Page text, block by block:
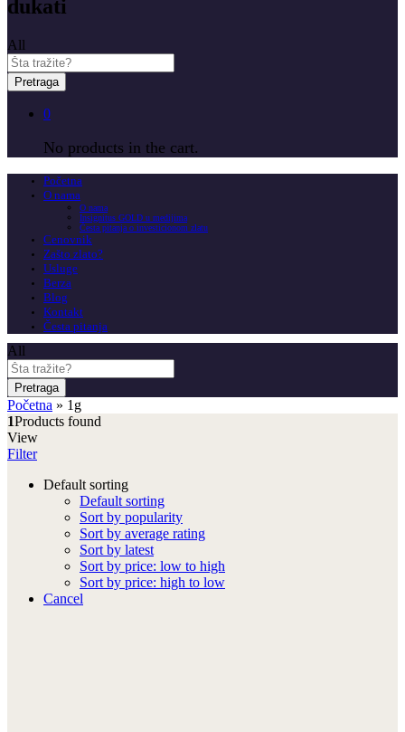
dukati
All
Pretraga
0
No products in the cart.
Početna
O nama
O nama
Insignitus GOLD u medijima
Česta pitanja o investicionom zlatu
Cenovnik
Zašto zlato?
Usluge
Berza
Blog
Kontakt
Česta pitanja
All
Pretraga
Početna » 1g
1Products found
View
Filter
Default sorting
Default sorting
Sort by popularity
Sort by average rating
Sort by latest
Sort by price: low to high
Sort by price: high to low
Cancel